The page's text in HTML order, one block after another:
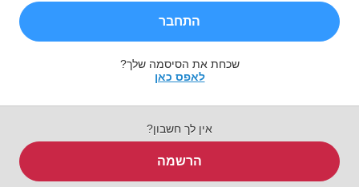
התחבר
שכחת את הסיסמה שלך?
לאפס כאן
אין לך חשבון?
הרשמה